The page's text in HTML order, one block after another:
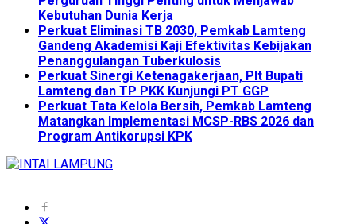
Kebutuhan Dunia Kerja
Perkuat Eliminasi TB 2030, Pemkab Lamteng
Gandeng Akademisi Kaji Efektivitas Kebijakan
Penanggulangan Tuberkulosis
Perkuat Sinergi Ketenagakerjaan, Plt Bupati
Lamteng dan TP PKK Kunjungi PT GGP
Perkuat Tata Kelola Bersih, Pemkab Lamteng
Matangkan Implementasi MCSP-RBS 2026 dan
Program Antikorupsi KPK